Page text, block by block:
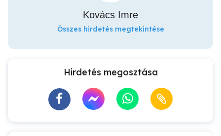
Kovács Imre
Összes hirdetés megtekintése
Hirdetés megosztása